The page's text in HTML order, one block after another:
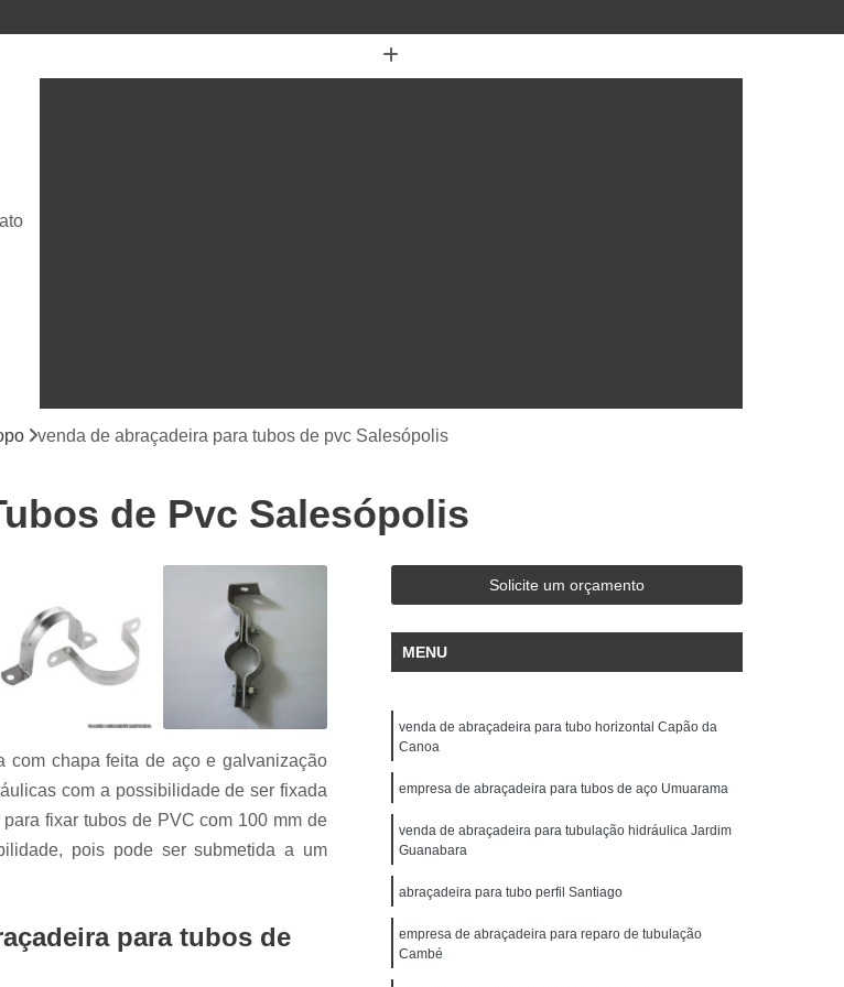
Abraçadeira Tipo Gota 4
Abraçadeira de Grampo para Cano
Abraçadeira Grampo C
Abraçadeira Grampo Tipo U 1/4
Abraçadeira Tipo D com Grampo 3/4
Abraçadeira Tipo Grampo
Abraçadeira Tipo Grampo U
Abraçadeira Omega 10 Mm
Abraçadeira Omega 100 Mm
Abraçadeira Omega 2 1 2
Abraçadeira Omega 40mm
Abraçadeira Omega Dupla
Abraçadeira Tipo Omega
Abraçadeira para Reparo de Tubulação
Abraçadeira para Tubo 100mm
Abraçadeira para Tubo de Ferro Fundido
Abraçadeira para Tubo Vertical
venda de abraçadeira para tubos de pvc Salesópolis
de Pvc Salesópolis
com chapa feita de aço e galvanização
com a possibilidade de ser fixada
fixar tubos de PVC com 100 mm de
pois pode ser submetida a um
para tubos de
Solicite um orçamento
MENU
venda de abraçadeira para tubo horizontal Capão da
Canoa
empresa de abraçadeira para tubos de aço Umuarama
venda de abraçadeira para tubulação hidráulica Jardim
Guanabara
abraçadeira para tubo perfil Santiago
empresa de abraçadeira para reparo de tubulação
Cambé